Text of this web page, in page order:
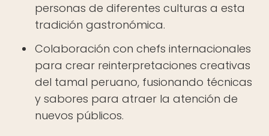
personas de diferentes culturas a esta
tradición gastronómica.
Colaboración con chefs internacionales
para crear reinterpretaciones creativas
del tamal peruano, fusionando técnicas
y sabores para atraer la atención de
nuevos públicos.